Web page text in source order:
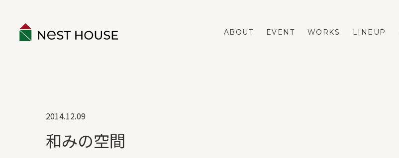
ABOUT EVENT WORKS LINEUP
構造のこと
2014.12.09
和みの空間